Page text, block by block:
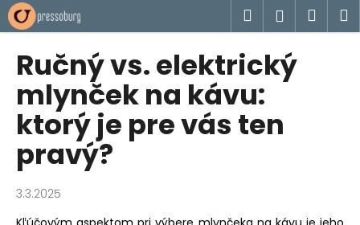
Prejsť
na
obsah
Hľadať
Ručný vs. elektrický
mlynček na kávu:
ktorý je pre vás ten
pravý?
3.3.2025
K
o
Č
o
p
o
t
r
e